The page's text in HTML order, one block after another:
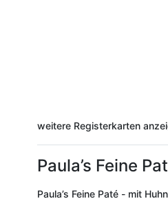
weitere Registerkarten
Paula’s Feine
Paula’s Feine Paté - mit